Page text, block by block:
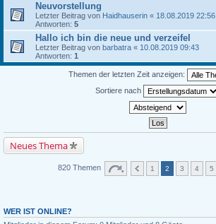
Neuvorstellung
Letzter Beitrag von Haidhauserin « 18.08.2019 22:56
Antworten: 5
Hallo ich bin die neue und verzeifel
Letzter Beitrag von barbatra « 10.08.2019 09:43
Antworten: 1
Themen der letzten Zeit anzeigen:
Sortiere nach
Neues Thema
820 Themen 1 2 3 4 5
WER IST ONLINE?